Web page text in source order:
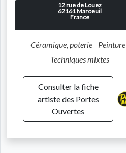
12 rue de Louez
62161Maroeuil
France
Céramique, poterie
Peinture
Techniques mixtes
Consulter la fiche
artiste des Portes
Ouvertes